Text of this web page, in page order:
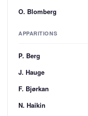
O. Blomberg
APPARITIONS
P. Berg
J. Hauge
F. Bjørkan
N. Haikin